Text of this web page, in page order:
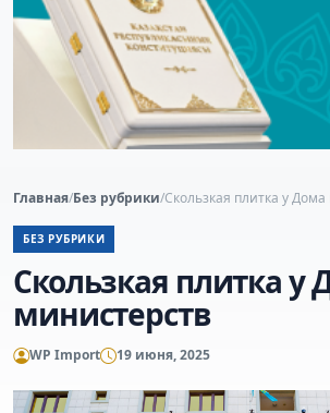
Главная/Без рубрики/Скользкая плитка у
БЕЗ РУБРИКИ
Скользкая плитка у
министерств
WP Import 19 июня, 2025